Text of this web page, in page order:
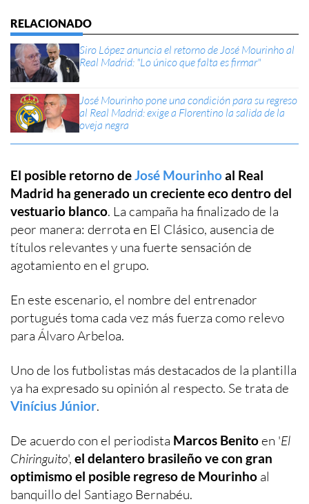
Siro López anuncia el retorno de José Mourinho al
Real Madrid: "Lo único que falta es firmar"
José Mourinho pone una condición para su regreso
al Real Madrid: exige a Florentino la salida de la
oveja negra
El posible retorno deJosé Mourinhoal Real
Madrid ha generado un creciente eco dentro del
vestuario blanco. La campaña ha finalizado de la
peor manera: derrota en El Clásico, ausencia de
títulos relevantes y una fuerte sensación de
agotamiento en el grupo.
En este escenario, el nombre del entrenador
portugués toma cada vez más fuerza como relevo
para Álvaro Arbeloa.
Uno de los futbolistas más destacados de la plantilla
ya ha expresado su opinión al respecto. Se trata de
Vinícius Júnior.
De acuerdo con el periodista Marcos Benitoen 'El
Chiringuito', el delantero brasileño ve con gran
optimismo el posible regreso de Mourinho al
banquillo del Santiago Bernabéu.